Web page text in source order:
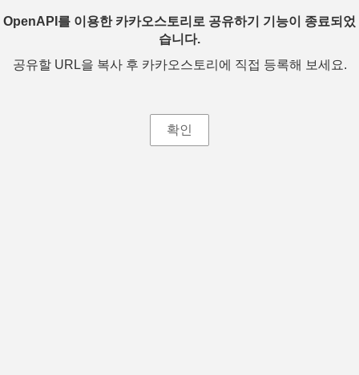
OpenAPI를 이용한 카카오스토리로 공유하기 기능이 종료되었
습니다.
공유할 URL을 복사 후 카카오스토리에 직접 등록해 보세요.
확인